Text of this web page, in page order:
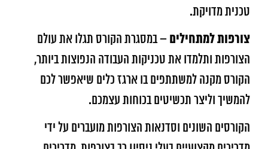
טכנית מדויקת.
צורפות למתחילים– במסגרת הקורס תגלו את עולם
הצורפות ותלמדו את טכניקות העבודה הנפוצות ביותר,
הקורס מקנה למשתתפים בו ארגז כלים שיאפשר לכם
להמשיך וליצר תכשיטים בכוחות עצמכם.
הקורסים השונים וסדנאות הצורפות מועברים על ידי